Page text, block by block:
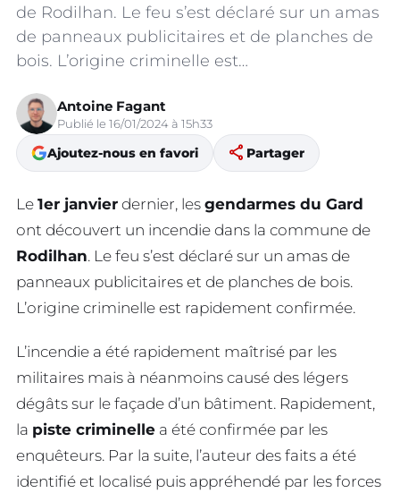
de Rodilhan. Le feu s’est déclaré sur un amas
de panneaux publicitaires et de planches de
bois. L’origine criminelle est…
Antoine Fagant
Publié le 16/01/2024 à 15h33
Ajoutez-nous en favori share Partager
Le 1er janvier dernier, les gendarmes du Gard
ont découvert un incendie dans la commune de
Rodilhan. Le feu s’est déclaré sur un amas de
panneaux publicitaires et de planches de bois.
L’origine criminelle est rapidement confirmée.
L’incendie a été rapidement maîtrisé par les
militaires mais à néanmoins causé des légers
dégâts sur le façade d’un bâtiment. Rapidement,
la piste criminelle a été confirmée par les
enquêteurs. Par la suite, l’auteur des faits a été
identifié et localisé puis appréhendé par les forces